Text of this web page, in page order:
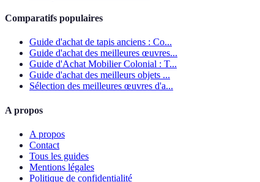
Comparatifs populaires
Guide d'achat de tapis anciens : Co...
Guide d'achat des meilleures œuvres...
Guide d'Achat Mobilier Colonial : T...
Guide d'achat des meilleurs objets ...
Sélection des meilleures œuvres d'a...
A propos
A propos
Contact
Tous les guides
Mentions légales
Politique de confidentialité